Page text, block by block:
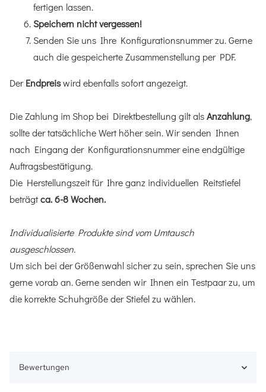
fertigen lassen.
Speichern nicht vergessen!
Senden Sie uns Ihre Konfigurationsnummer zu. Gerne
auch die gespeicherte Zusammenstellung per PDF.
DerEndpreiswird ebenfalls sofort angezeigt.
Die Zahlung im Shop bei Direktbestellung gilt alsAnzahlung,
sollte der tatsächliche Wert höher sein. Wir senden Ihnen
nach Eingang der Konfigurationsnummer eine endgültige
Auftragsbestätigung.
Die Herstellungszeit für Ihre ganz individuellen Reitstiefel
beträgtca. 6-8 Wochen.
Individualisierte Produkte sind vom Umtausch
ausgeschlossen.
Um sich bei der Größenwahl sicher zu sein, sprechen Sie uns
gerne vorab an. Gerne senden wir Ihnen ein Testpaar zu, um
die korrekte Schuhgröße der Stiefel zu wählen.
Bewertungen